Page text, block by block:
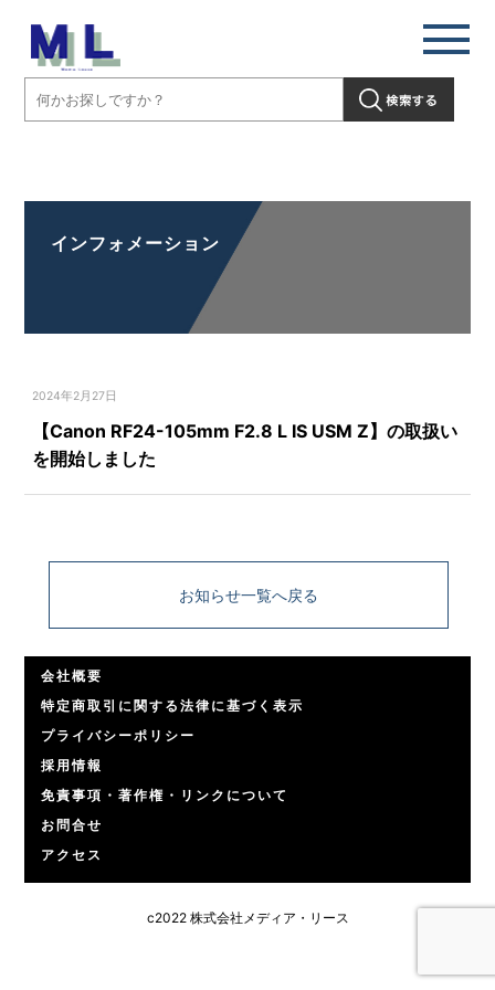
インフォメーション
2024年2月27日
【Canon RF24-105mm F2.8 L IS USM Z】の取扱い
を開始しました
お知らせ一覧へ戻る
会社概要
特定商取引に関する法律に基づく表示
プライバシーポリシー
採用情報
免責事項・著作権・リンクについて
お問合せ
アクセス
c2022 株式会社メディア・リース